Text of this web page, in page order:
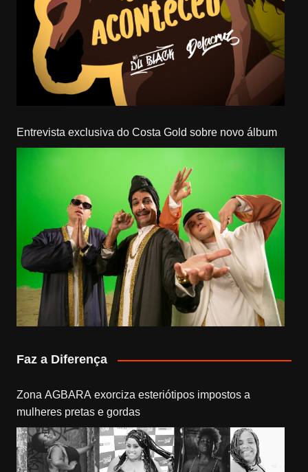
Entrevista exclusiva do Costa Gold sobre novo álbum
Faz a Diferença
Zona AGBARA exorciza esteriótipos impostos a
mulheres pretas e gordas